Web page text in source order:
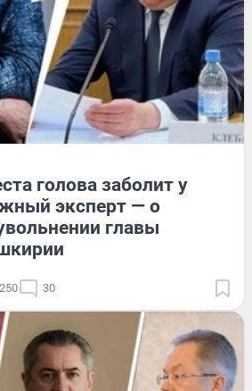
голова заболит у
эксперт — о
главы
30